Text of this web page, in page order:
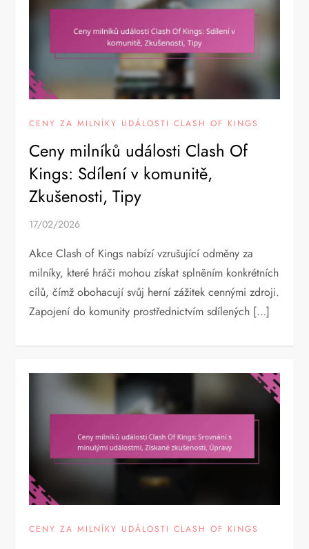
CENY ZA MILNÍKY UDÁLOSTI CLASH OF KINGS
Ceny milníků události Clash Of
Kings: Sdílení v komunitě,
Zkušenosti, Tipy
17/02/2026
Akce Clash of Kings nabízí vzrušující odměny za
milníky, které hráči mohou získat splněním konkrétních
cílů, čímž obohacují svůj herní zážitek cennými zdroji.
Zapojení do komunity prostřednictvím sdílených […]
CENY ZA MILNÍKY UDÁLOSTI CLASH OF KINGS